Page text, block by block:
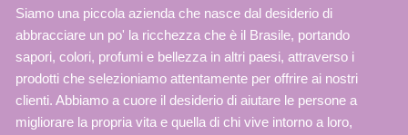
Siamo una piccola azienda che nasce dal desiderio di
abbracciare un po' la ricchezza che è il Brasile, portando
sapori, colori, profumi e bellezza in altri paesi, attraverso i
prodotti che selezioniamo attentamente per offrire ai nostri
clienti. Abbiamo a cuore il desiderio di aiutare le persone a
migliorare la propria vita e quella di chi vive intorno a loro,